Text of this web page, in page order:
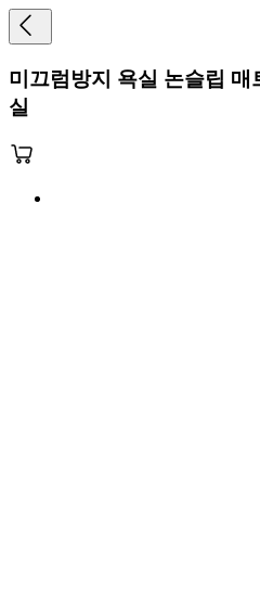
미끄럼방지 욕실 논슬립
실